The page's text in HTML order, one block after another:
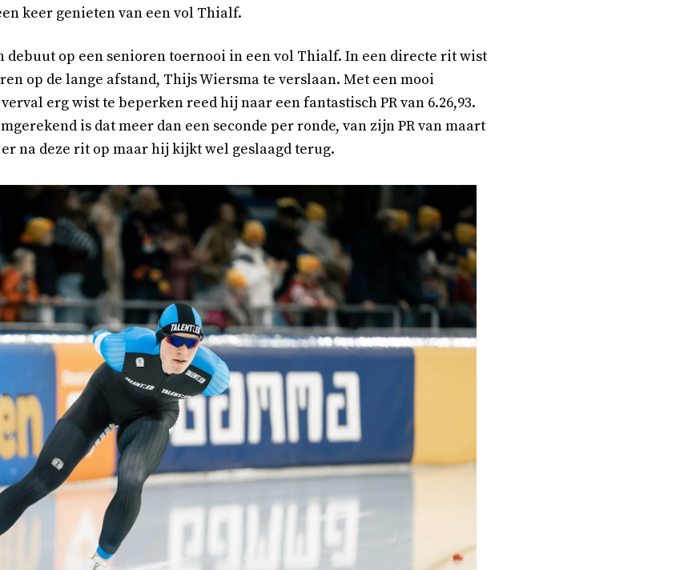
keer genieten van een vol Thialf.
debuut op een senioren toernooi in een vol Thialf. In een directe rit wist
op de lange afstand, Thijs Wiersma te verslaan. Met een mooi
erg wist te beperken reed hij naar een fantastisch PR van 6.26,93.
is dat meer dan een seconde per ronde, van zijn PR van maart
na deze rit op maar hij kijkt wel geslaagd terug.